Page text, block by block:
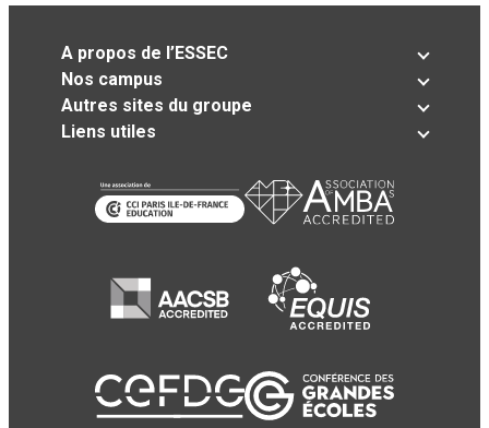
A propos de l’ESSEC
Nos campus
Autres sites du groupe
Liens utiles